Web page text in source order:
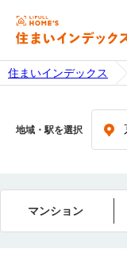
住まいインデックス
地域・駅を選択
マンション